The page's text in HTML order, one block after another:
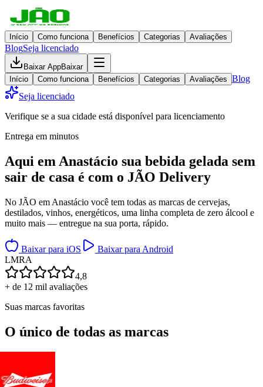
Início Como funciona Benefícios Categorias Avaliações
BlogSeja licenciado
Baixar AppBaixar
Início
Como funciona Benefícios Categorias Avaliações Blog
Seja licenciado
Verifique se a sua cidade está disponível para licenciamento
Entrega em minutos
Aqui em Anastácio sua bebida gelada sem
sair de casa é com o JÃO Delivery
No JÃO em Anastácio você tem todas as marcas de cervejas,
destilados, vinhos, energéticos, uma linha completa de zero álcool e
muito mais — entregue na sua porta, rápido.
Baixar para iOS
Baixar para Android
LMRA
4,8
+ de 12 mil avaliações
Suas marcas favoritas
O único de todas as marcas